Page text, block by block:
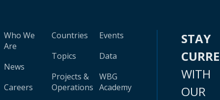
Who We
Are
News
Careers
Countries
Topics
Projects &
Operations
Events
Data
WBG
Academy
STAY
WITH
OUR